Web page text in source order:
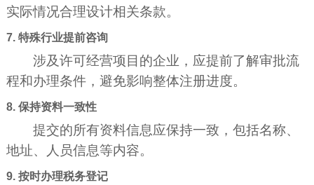
实际情况合理设计相关条款。
7. 特殊行业提前咨询
涉及许可经营项目的企业，应提前了解审批流
程和办理条件，避免影响整体注册进度。
8. 保持资料一致性
提交的所有资料信息应保持一致，包括名称、
地址、人员信息等内容。
9. 按时办理税务登记